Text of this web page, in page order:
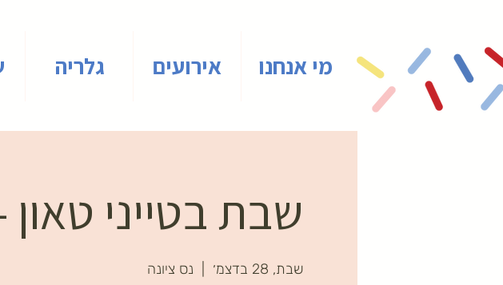
מי אנחנו אירועים גלריה
שבת בטייני
שבת, 28 בדצמ׳ נס ציונה